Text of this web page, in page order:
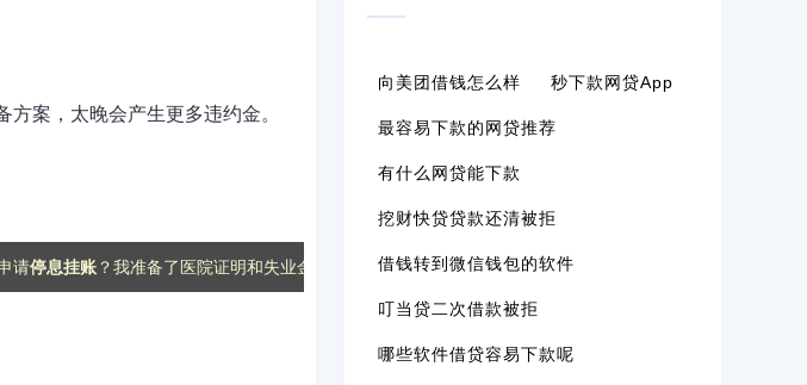
案，太晚会产生更多违约金。
请停息挂账 ？我准备了医院证明和失业金领取记录..."
向美团借钱怎么样 秒下款网贷app
最容易下款的网贷推荐
有什么网贷能下款
挖财快贷贷款还清被拒
借钱转到微信钱包的软件
叮当贷二次借款被拒
哪些软件借贷容易下款呢